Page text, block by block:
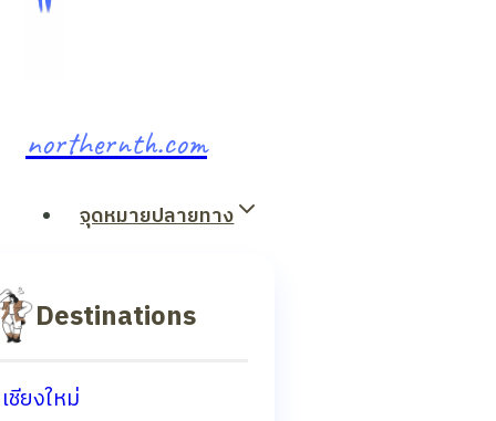
northernth.com
จุดหมายปลายทาง
Destinations
เชียงใหม่